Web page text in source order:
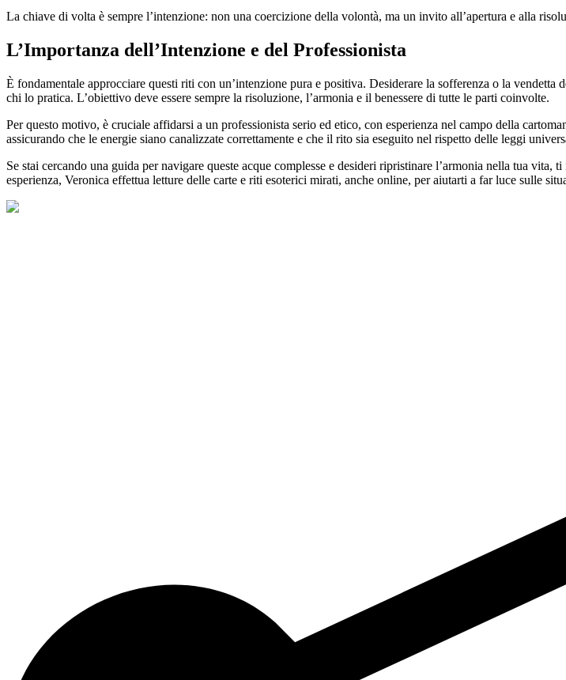
La chiave di volta è sempre l’intenzione: non una coercizione della volontà, ma un invito all’apertura e alla
L’Importanza dell’Intenzione e del Professionista
È fondamentale approcciare questi riti con un’intenzione pura e positiva. Desiderare la sofferenza o la
chi lo pratica. L’obiettivo deve essere sempre la risoluzione, l’armonia e il benessere di tutte le parti coinvolte.
Per questo motivo, è cruciale affidarsi a un professionista serio ed etico, con esperienza nel campo della
assicurando che le energie siano canalizzate correttamente e che il rito sia eseguito nel rispetto delle leggi
Se stai cercando una guida per navigare queste acque complesse e desideri ripristinare l’armonia nella tua
esperienza, Veronica effettua letture delle carte e riti esoterici mirati, anche online, per aiutarti a far luce sulle